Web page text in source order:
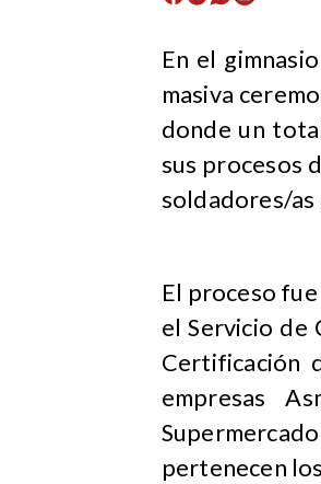
​En el
masiva
donde un
sus procesos
soldadores/
El proceso
el Servicio de
Certificación
empresas
pertenecen